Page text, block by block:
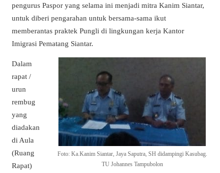
pengurus Paspor yang selama ini menjadi mitra Kanim Siantar,
untuk diberi pengarahan untuk bersama-sama ikut
memberantas praktek Pungli di lingkungan kerja Kantor
Imigrasi Pematang Siantar.
Foto: Ka.Kanim Siantar, Jaya Saputra, SH didampingi Kasubag.
TU Johannes Tampubolon
Dalam
rapat /
urun
rembug
yang
diadakan
di Aula
(Ruang
Rapat)